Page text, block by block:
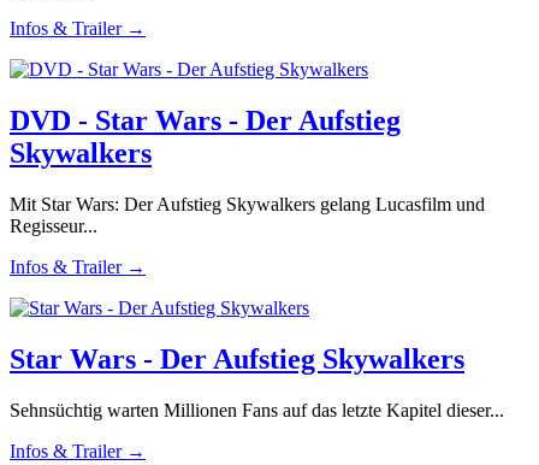
Infos & Trailer →
DVD - Star Wars - Der Aufstieg
Skywalkers
Mit Star Wars: Der Aufstieg Skywalkers gelang Lucasfilm und
Regisseur...
Infos & Trailer →
Star Wars - Der Aufstieg Skywalkers
Sehnsüchtig warten Millionen Fans auf das letzte Kapitel dieser...
Infos & Trailer →